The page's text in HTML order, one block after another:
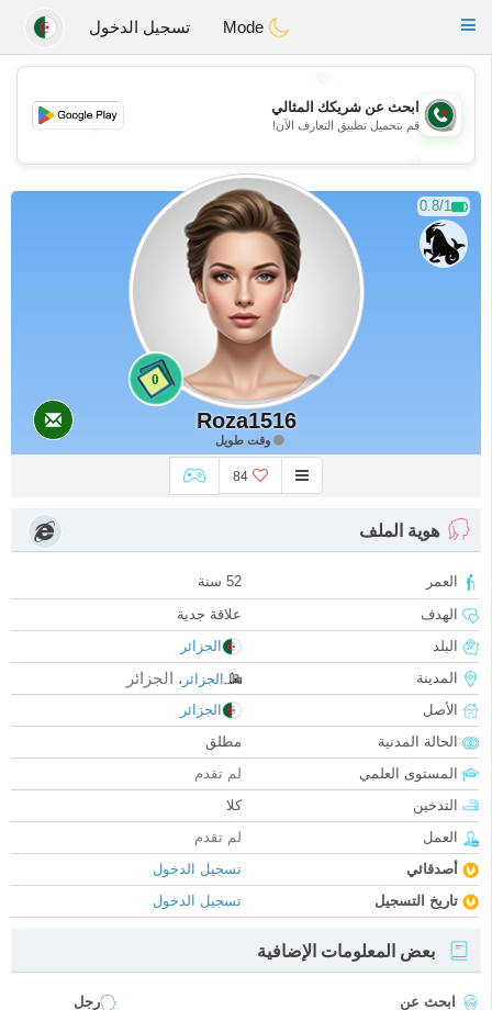
Weshrak
Toggle
تسجيل الدخول
💖
💕
ابحث عن شريكك المثالي
قم بتحميل تطبيق التعارف الآن!
0.8/1
0
Roza1516
وقت طويل
84
هوية الملف
العمر
52 سنة
الهدف
علاقة جدية
البلد
الجزائر
المدينة
الجزائر ، الجزائر
الأصل
الجزائر
الحالة المدنية
مطلق
المستوى العلمي
لم تقدم
التدخين
كلا
العمل
لم تقدم
أصدقائي
تسجيل الدخول
تاريخ التسجيل
تسجيل الدخول
بعض المعلومات الإضافية
ابحث عن
رجل